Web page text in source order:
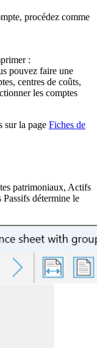
procédez comme
:
pouvez faire une
centres de coûts,
les comptes
sur la page Fiches de
patrimoniaux, Actifs
détermine le